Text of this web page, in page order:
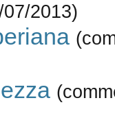
2013)